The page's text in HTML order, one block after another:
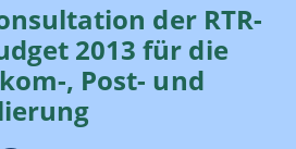
der RTR-
2013 für die
, Post- und